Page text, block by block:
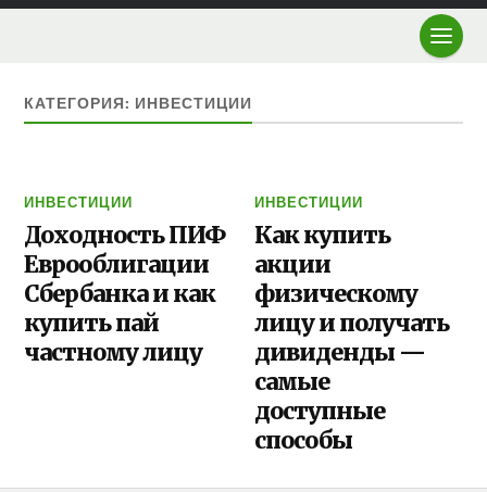
КАТЕГОРИЯ: ИНВЕСТИЦИИ
ИНВЕСТИЦИИ
Доходность ПИФ
Еврооблигации
Сбербанка и как
купить пай
частному лицу
ИНВЕСТИЦИИ
Как купить
акции
физическому
лицу и получать
дивиденды —
самые
доступные
способы